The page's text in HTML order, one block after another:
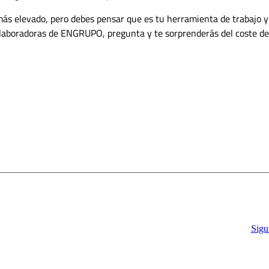
elevado, pero debes pensar que es tu herramienta de trabajo
de ENGRUPO, pregunta y te sorprenderás del coste